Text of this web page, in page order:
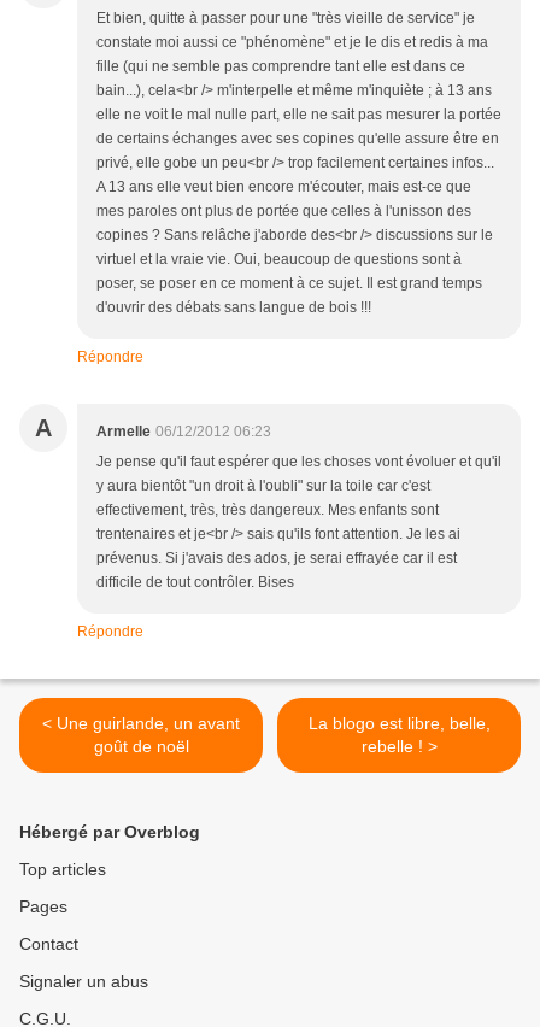
Et bien, quitte à passer pour une "très vieille de service" je
constate moi aussi ce "phénomène" et je le dis et redis à ma
fille (qui ne semble pas comprendre tant elle est dans ce
bain...), cela<br /> m'interpelle et même m'inquiète ; à 13 ans
elle ne voit le mal nulle part, elle ne sait pas mesurer la portée
de certains échanges avec ses copines qu'elle assure être en
privé, elle gobe un peu<br /> trop facilement certaines infos...
A 13 ans elle veut bien encore m'écouter, mais est-ce que
mes paroles ont plus de portée que celles à l'unisson des
copines ? Sans relâche j'aborde des<br /> discussions sur le
virtuel et la vraie vie. Oui, beaucoup de questions sont à
poser, se poser en ce moment à ce sujet. Il est grand temps
d'ouvrir des débats sans langue de bois !!!
Répondre
A Armelle 06/12/2012 06:23
Je pense qu'il faut espérer que les choses vont évoluer et qu'il
y aura bientôt "un droit à l'oubli" sur la toile car c'est
effectivement, très, très dangereux. Mes enfants sont
trentenaires et je<br /> sais qu'ils font attention. Je les ai
prévenus. Si j'avais des ados, je serai effrayée car il est
difficile de tout contrôler. Bises
Répondre
< Une guirlande, un avant
goût de noël
La blogo est libre, belle,
rebelle ! >
Hébergé par Overblog
Top articles
Pages
Contact
Signaler un abus
C.G.U.